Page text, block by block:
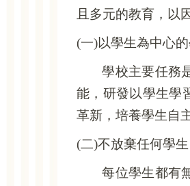
且多元的教育，以
(一)以學生為中心的
學校主要任務
能，研發以學生學
革新，培養學生自
(二)不放棄任何學生
每位學生都有